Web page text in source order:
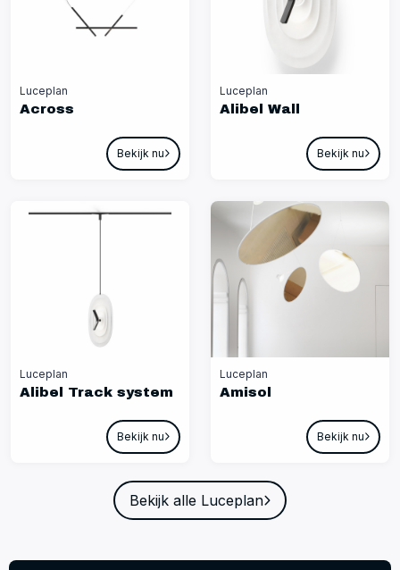
Luceplan
Across
Bekijk nu
Luceplan
Alibel Wall
Bekijk nu
Luceplan
Alibel Track system
Bekijk nu
Luceplan
Amisol
Bekijk nu
Bekijk alle Luceplan